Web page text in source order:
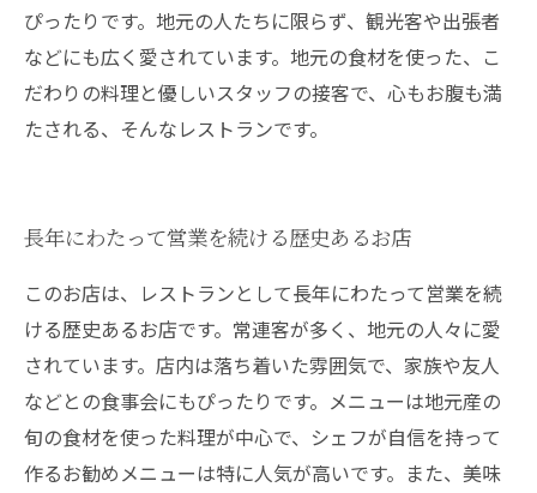
ぴったりです。地元の人たちに限らず、観光客や出張者
などにも広く愛されています。地元の食材を使った、こ
だわりの料理と優しいスタッフの接客で、心もお腹も満
たされる、そんなレストランです。
長年にわたって営業を続ける歴史あるお店
このお店は、レストランとして長年にわたって営業を続
ける歴史あるお店です。常連客が多く、地元の人々に愛
されています。店内は落ち着いた雰囲気で、家族や友人
などとの食事会にもぴったりです。メニューは地元産の
旬の食材を使った料理が中心で、シェフが自信を持って
作るお勧めメニューは特に人気が高いです。また、美味